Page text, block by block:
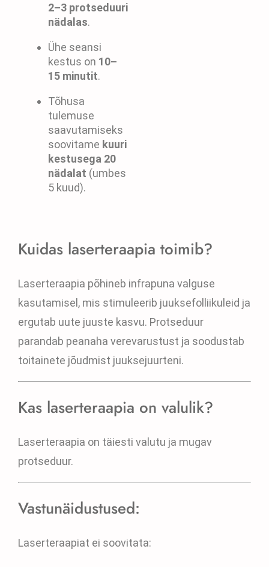
2–3 protseduuri
nädalas.
Ühe seansi
kestus on 10–
15 minutit.
Tõhusa
tulemuse
saavutamiseks
soovitame kuuri
kestusega 20
nädalat (umbes
5 kuud).
Kuidas laserteraapia toimib?
Laserteraapia põhineb infrapuna valguse
kasutamisel, mis stimuleerib juuksefolliikuleid ja
ergutab uute juuste kasvu. Protseduur
parandab peanaha verevarustust ja soodustab
toitainete jõudmist juuksejuurteni.
Kas laserteraapia on valulik?
Laserteraapia on täiesti valutu ja mugav
protseduur.
Vastunäidustused:
Laserteraapiat ei soovitata: